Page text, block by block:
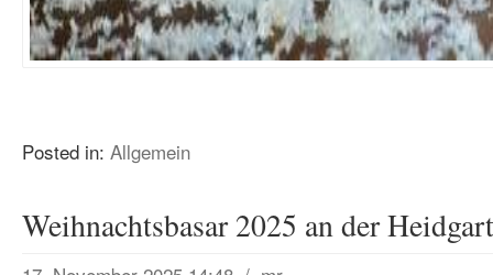
Posted in: Allgemein
Weihnachtsbasar 2025 an der